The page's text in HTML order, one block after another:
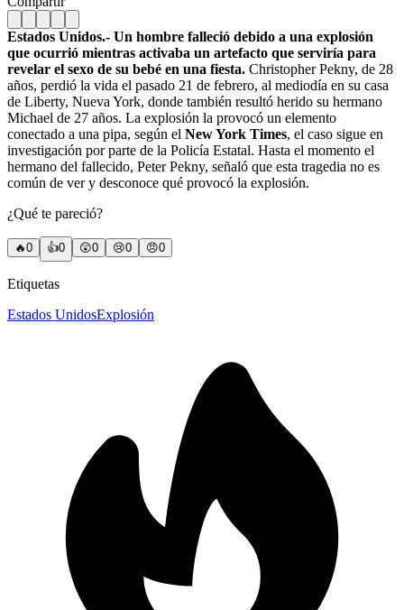
Estados Unidos.- Un hombre falleció debido a una explosión
que ocurrió mientras activaba un artefacto que serviría para
revelar el sexo de su bebé en una fiesta. Christopher Pekny, de 28
años, perdió la vida el pasado 21 de febrero, al mediodía en su casa
de Liberty, Nueva York, donde también resultó herido su hermano
Michael de 27 años. La explosión la provocó un elemento
conectado a una pipa, según el New York Times, el caso sigue en
investigación por parte de la Policía Estatal. Hasta el momento el
hermano del fallecido, Peter Pekny, señaló que esta tragedia no es
común de ver y desconoce qué provocó la explosión.
¿Qué te pareció?
🔥0 👍0 😲0 😢0 😠0
Etiquetas
Estados UnidosExplosión